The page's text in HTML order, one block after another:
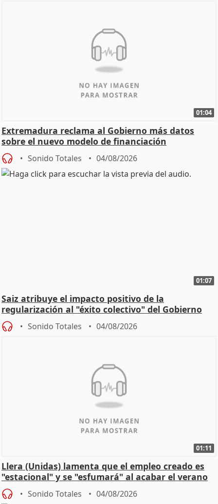
01:04
Extremadura reclama al Gobierno más datos
sobre el nuevo modelo de financiación
Sonido Totales 04/08/2026
01:07
Saiz atribuye el impacto positivo de la
regularización al "éxito colectivo" del Gobierno
Sonido Totales 04/08/2026
01:11
Llera (Unidas) lamenta que el empleo creado es
"estacional" y se "esfumará" al acabar el verano
Sonido Totales 04/08/2026